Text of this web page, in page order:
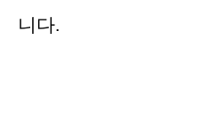
니다.